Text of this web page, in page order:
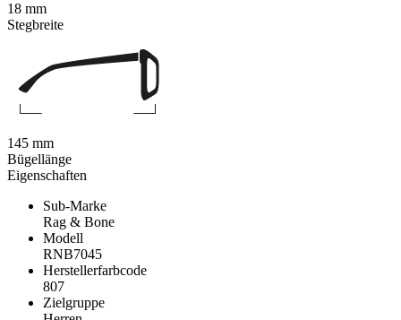
Eigenschaften
Sub-Marke
Rag & Bone
Modell
RNB7045
Herstellerfarbcode
807
Zielgruppe
18 mm
Stegbreite
145 mm
Bügellänge